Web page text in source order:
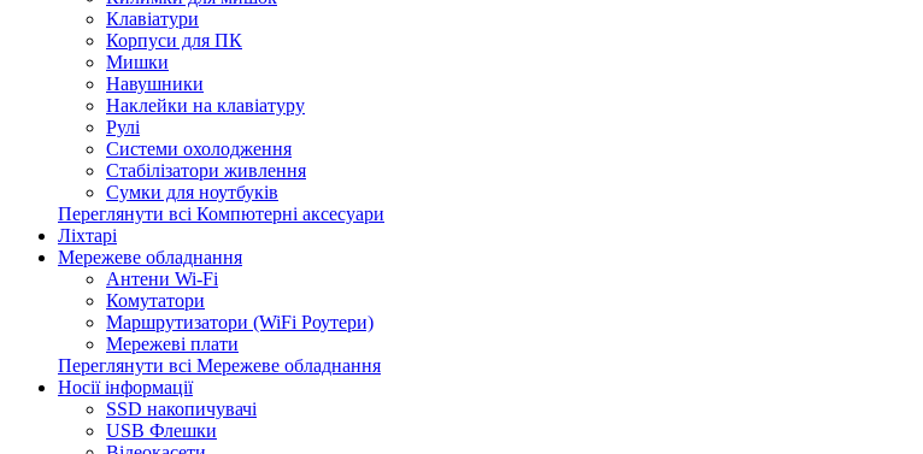
Клавіатури
Корпуси для ПК
Мишки
Навушники
Наклейки на клавіатуру
Рулі
Системи охолодження
Стабілізатори живлення
Сумки для ноутбуків
Переглянути всі Компютерні аксесуари
Ліхтарі
Мережеве обладнання
Антени Wi-Fi
Комутатори
Маршрутизатори (WiFi Роутери)
Мережеві плати
Переглянути всі Мережеве обладнання
Носії інформації
SSD накопичувачі
USB Флешки